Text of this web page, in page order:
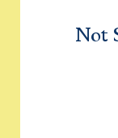
Not